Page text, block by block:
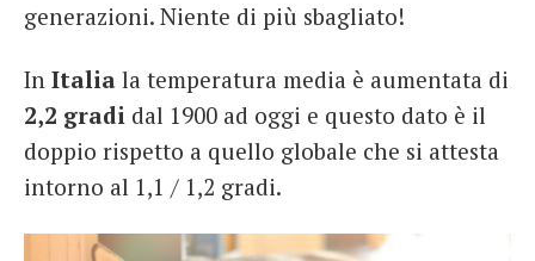
generazioni. Niente di più sbagliato!
In Italia la temperatura media è aumentata di
2,2 gradi dal 1900 ad oggi e questo dato è il
doppio rispetto a quello globale che si attesta
intorno al 1,1 / 1,2 gradi.